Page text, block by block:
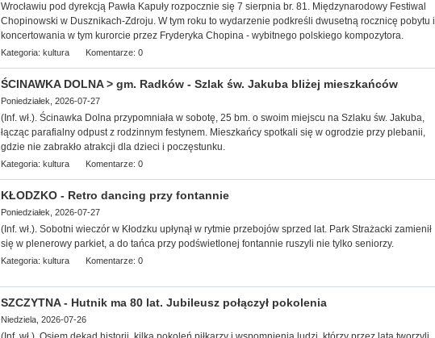
Wrocławiu pod dyrekcją Pawła Kapuły rozpocznie się 7 sierpnia br. 81. Międzynarodowy Festiwal
Chopinowski w Dusznikach-Zdroju. W tym roku to wydarzenie podkreśli dwusetną rocznicę pobytu i
koncertowania w tym kurorcie przez Fryderyka Chopina - wybitnego polskiego kompozytora.
Kategoria: kultura Komentarze: 0
ŚCINAWKA DOLNA > gm. Radków - Szlak św. Jakuba bliżej mieszkańców
Poniedziałek, 2026-07-27
(Inf. wł.). Ścinawka Dolna przypomniała w sobotę, 25 bm. o swoim miejscu na Szlaku św. Jakuba,
łącząc parafialny odpust z rodzinnym festynem. Mieszkańcy spotkali się w ogrodzie przy plebanii,
gdzie nie zabrakło atrakcji dla dzieci i poczęstunku.
Kategoria: kultura Komentarze: 0
KŁODZKO - Retro dancing przy fontannie
Poniedziałek, 2026-07-27
(Inf. wł.). Sobotni wieczór w Kłodzku upłynął w rytmie przebojów sprzed lat. Park Strażacki zamienił
się w plenerowy parkiet, a do tańca przy podświetlonej fontannie ruszyli nie tylko seniorzy.
Kategoria: kultura Komentarze: 0
SZCZYTNA - Hutnik ma 80 lat. Jubileusz połączył pokolenia
Niedziela, 2026-07-26